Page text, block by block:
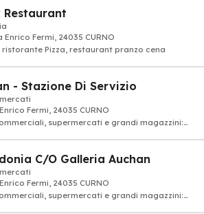
Restaurant
Enrico Fermi, 24035 CURNO
ristorante Pizza, restaurant pranzo cena
- Stazione Di Servizio
Fermi, 24035 CURNO
supermercati e grandi magazzini:
C/O Galleria Auchan
Fermi, 24035 CURNO
supermercati e grandi magazzini: